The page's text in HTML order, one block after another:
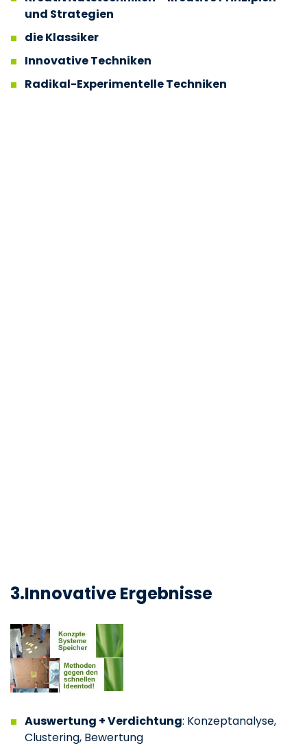
und Strategien
die Klassiker
Innovative Techniken
Radikal-Experimentelle Techniken
3.Innovative Ergebnisse
Auswertung + Verdichtung: Konzeptanalyse,
Clustering, Bewertung